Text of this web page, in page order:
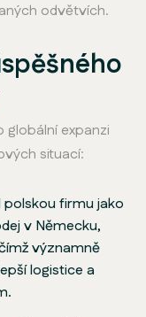
odvětvích.
globální expanzi
situací:
polskou firmu jako
v Německu,
významně
logistice a